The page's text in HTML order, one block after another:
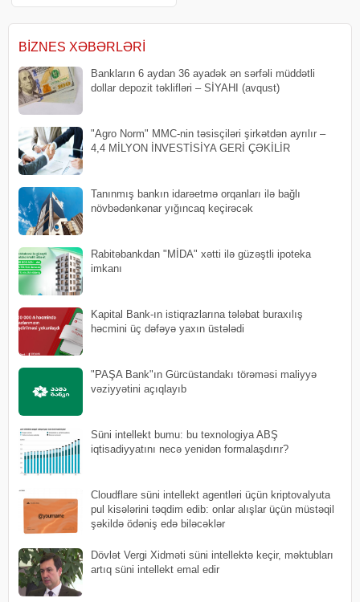
4,35%-ə yüksəltdib. Marja xəbər
veri
BIZNES XƏBƏRLƏRI
Bankların 6 aydan 36 ayadək ən sərfəli müddətli
dollar depozit təklifləri – SİYAHI (avqust)
"Agro Norm" MMC-nin təsisçiləri şirkətdən ayrılır –
4,4 MİLYON İNVESTİSİYA GERİ ÇƏKİLİR
Tanınmış bankın idarəetmə orqanları ilə bağlı
növbədənkənar yığıncaq keçirəcək
Rabitəbankdan "MİDA" xətti ilə güzəştli ipoteka
imkanı
Kapital Bank-ın istiqrazlarına tələbat buraxılış
həcmini üç dəfəyə yaxın üstələdi
"PAŞA Bank"ın Gürcüstandakı törəməsi maliyyə
vəziyyətini açıqlayıb
Süni intellekt bumu: bu texnologiya ABŞ
iqtisadiyyatını necə yenidən formalaşdırır?
Cloudflare süni intellekt agentləri üçün kriptovalyuta
pul kisələrini təqdim edib: onlar alışlar üçün müstəqil
şəkildə ödəniş edə biləcəklər
Dövlət Vergi Xidməti süni intellektə keçir, məktubları
artıq süni intellekt emal edir